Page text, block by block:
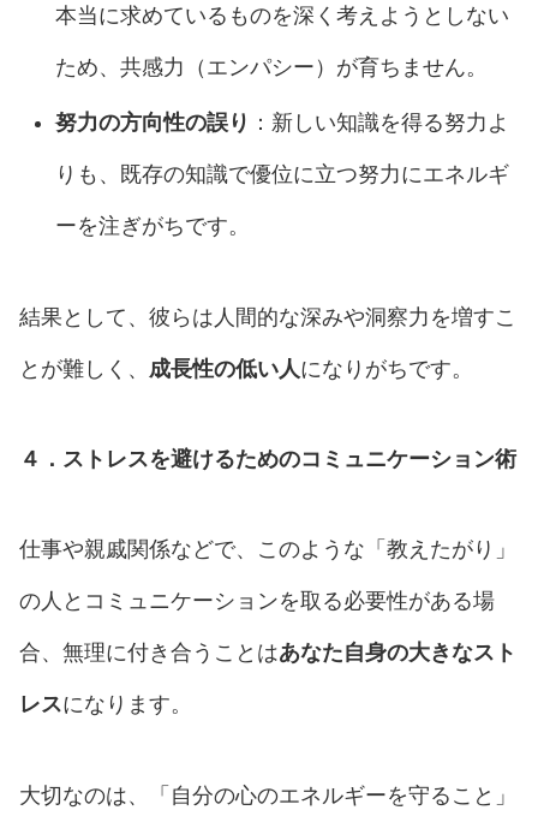
本当に求めているものを深く考えようとしない
ため、共感力（エンパシー）が育ちません。
努力の方向性の誤り ：新しい知識を得る努力よ
りも、既存の知識で優位に立つ努力にエネルギ
ーを注ぎがちです。
結果として、彼らは人間的な深みや洞察力を増すこ
とが難しく、 成長性の低い人になりがちです。
４．ストレスを避けるためのコミュニケーション術
仕事や親戚関係などで、このような「教えたがり」
の人とコミュニケーションを取る必要性がある場
合、無理に付き合うことはあなた自身の大きなスト
レスになります。
大切なのは、「自分の心のエネルギーを守ること」